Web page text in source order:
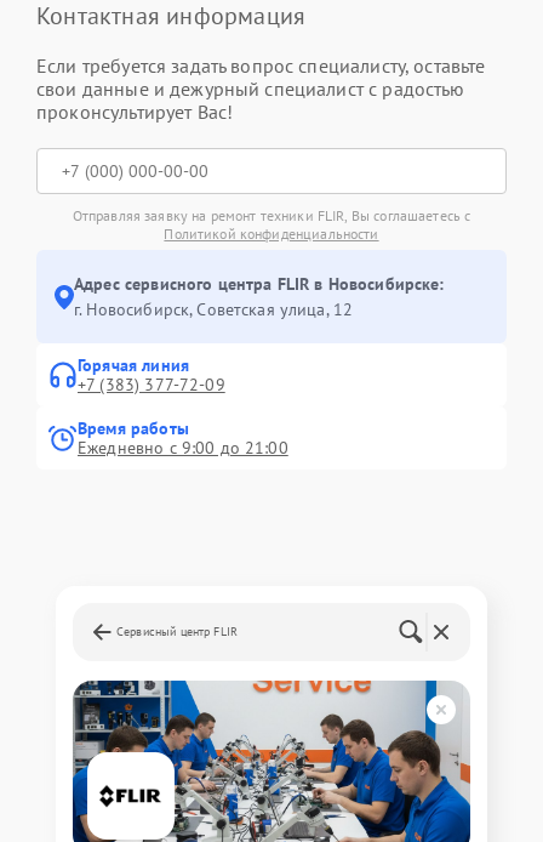
Контактная информация
Если требуется задать вопрос специалисту, оставьте
свои данные и дежурный специалист с радостью
проконсультирует Вас!
Отправляя заявку на ремонт техники FLIR, Вы соглашаетесь с
Политикой конфиденциальности
Адрес сервисного центра FLIR в Новосибирске:
г. Новосибирск, Советская улица, 12
Горячая линия
+7 (383) 377-72-09
Время работы
Ежедневно с 9:00 до 21:00
Сервисный центр FLIR